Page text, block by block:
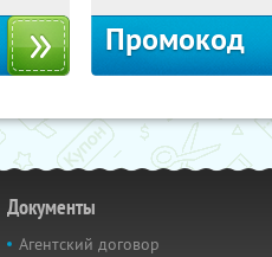
Промокод
Документы
Агентский договор